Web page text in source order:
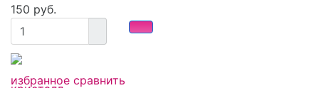
избранное сравнить
150 руб.